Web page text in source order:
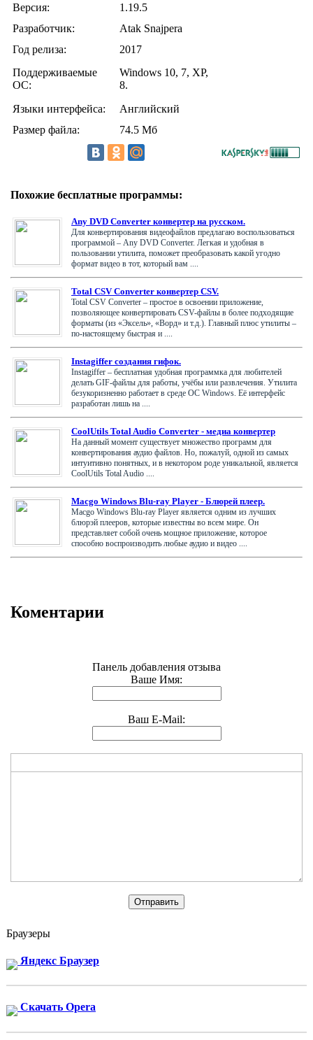
Версия:
1.19.5
Разработчик:
Atak Snajpera
Год релиза:
2017
Поддерживаемые
ОС:
Windows 10, 7, XP,
8.
Языки интерфейса:
Английский
Размер файла:
74.5 Мб
Похожие бесплатные программы:
Any DVD Converter конвертер на русском.
Для конвертирования видеофайлов предлагаю воспользоваться
программой – Any DVD Converter. Легкая и удобная в
пользовании утилита, поможет преобразовать какой угодно
формат видео в тот, который вам ....
Total CSV Converter конвертер CSV.
Total CSV Converter – простое в освоении приложение,
позволяющее конвертировать CSV-файлы в более подходящие
форматы (из «Эксель», «Ворд» и т.д.). Главный плюс утилиты –
по-настоящему быстрая и ....
Instagiffer создания гифок.
Instagiffer – бесплатная удобная программка для любителей
делать GIF-файлы для работы, учёбы или развлечения. Утилита
безукоризненно работает в среде ОС Windows. Её интерфейс
разработан лишь на ....
CoolUtils Total Audio Converter - медиа конвертер
На данный момент существует множество программ для
конвертирования аудио файлов. Но, пожалуй, одной из самых
интуитивно понятных, и в некотором роде уникальной, является
CoolUtils Total Audio ....
Macgo Windows Blu-ray Player - Блюрей плеер.
Macgo Windows Blu-ray Player является одним из лучших
блюрэй плееров, которые известны во всем мире. Он
представляет собой очень мощное приложение, которое
способно воспроизводить любые аудио и видео ....
Коментарии
Панель добавления отзыва
Ваше Имя:
Ваш E-Mail:
Браузеры
Яндекс Браузер
Скачать Opera